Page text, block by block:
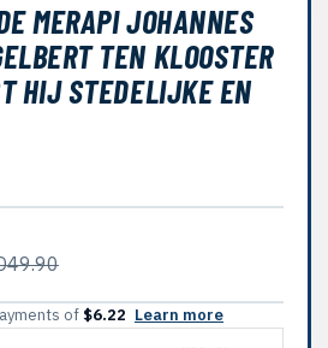
MERAPI JOHANNES
TEN KLOOSTER
HIJ STEDELIJKE EN
of $6.22 Learn more